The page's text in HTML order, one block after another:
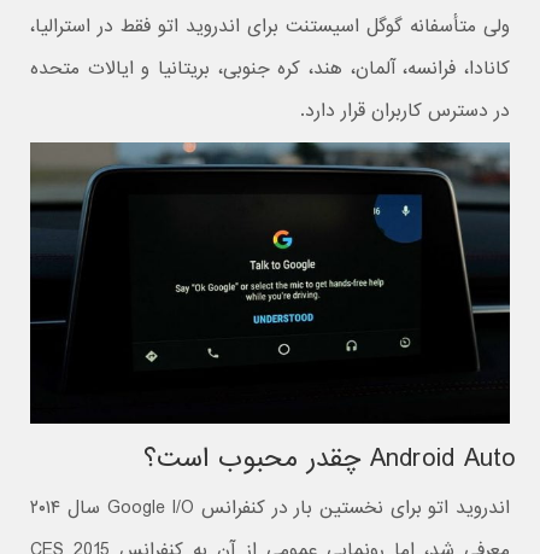
ولی متأسفانه گوگل اسیستنت برای اندروید اتو فقط در استرالیا،
کانادا، فرانسه، آلمان، هند، کره جنوبی، بریتانیا و ایالات متحده
در دسترس کاربران قرار دارد.
Android Auto چقدر محبوب است؟
اندروید اتو برای نخستین بار در کنفرانس Google I/O سال ۲۰۱۴